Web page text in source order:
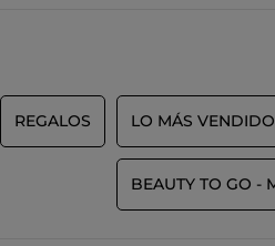
REGALOS LO MÁS VENDIDO
BEAUTY TO GO -